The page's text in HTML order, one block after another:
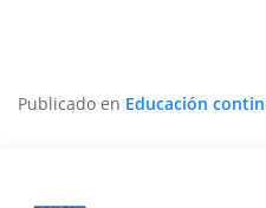
Publicado en Educación